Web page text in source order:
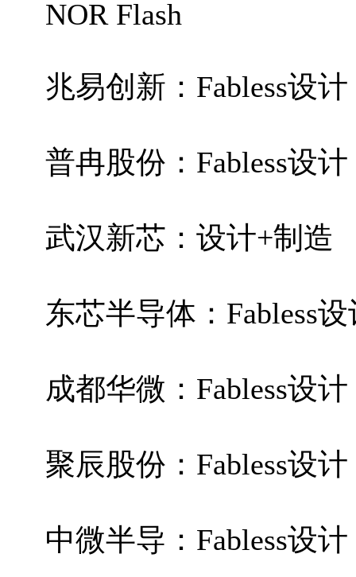
NOR Flash
兆易创新：Fabless设计
普冉股份：Fabless设计
武汉新芯：设计+制造
东芯半导体：Fabless
成都华微：Fabless设计
聚辰股份：Fabless设计
中微半导：Fabless设计